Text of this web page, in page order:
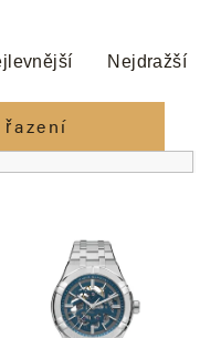
Nejdražší